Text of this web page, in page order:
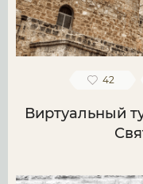
42
Виртуальный